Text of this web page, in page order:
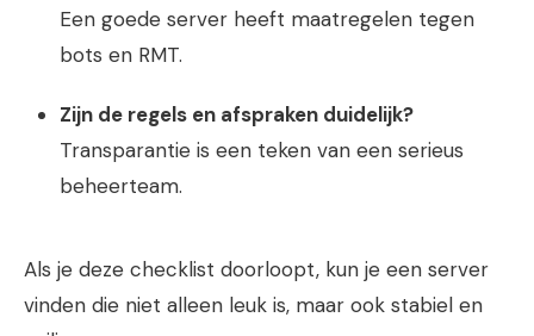
Een goede server heeft maatregelen tegen
bots en RMT.
Zijn de regels en afspraken duidelijk?
Transparantie is een teken van een serieus
beheerteam.
Als je deze checklist doorloopt, kun je een server
vinden die niet alleen leuk is, maar ook stabiel en